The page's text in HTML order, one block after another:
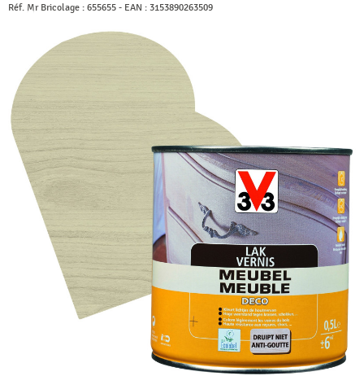
Réf. Mr Bricolage : 655655 - EAN : 3153890263509